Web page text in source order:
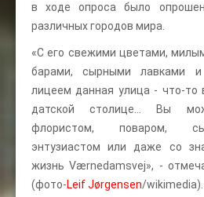
в ходе опроса было
различных городов мира.
«С его свежими цветами,
барами, сырными лавками
лицеем данная улица - что-то
датской столице… Вы
флористом, поваром,
энтузиастом или даже со
жизнь Værnedamsvej», -
(фото-Leif Jørgensen/wikimedia).